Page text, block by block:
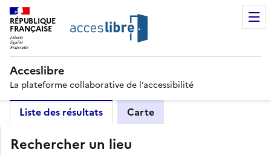
RÉPUBLIQUE
FRANÇAISE
Acceslibre
La plateforme collaborative de l’accessibilité
Liste des résultats Carte
Rechercher un lieu